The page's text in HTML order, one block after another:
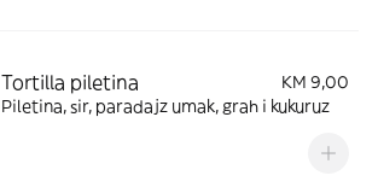
Tortilla piletina
KM 9,00
Piletina, sir, paradajz umak, grah i kukuruz